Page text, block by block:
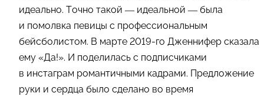
идеально. Точно такой — идеальной — была
и помолвка певицы с профессиональным
бейсболистом. В марте 2019-го Дженнифер сказала
ему «Да!». И поделилась с подписчиками
в инстаграм романтичными кадрами. Предложение
руки и сердца было сделано во время